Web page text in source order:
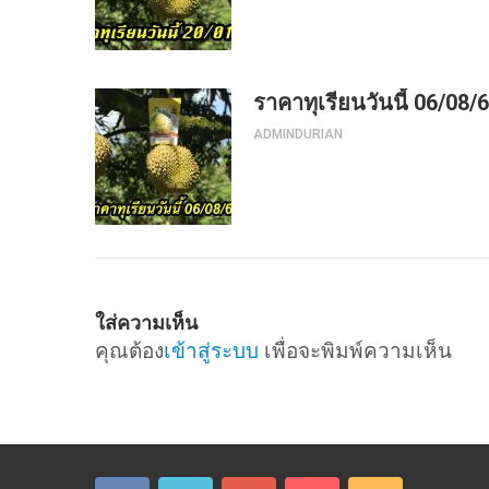
ราคาทุเรียนวันนี้ 06/08/
ADMINDURIAN
ใส่ความเห็น
คุณต้องเข้าสู่ระบบ เพื่อจะพิมพ์ความเห็น